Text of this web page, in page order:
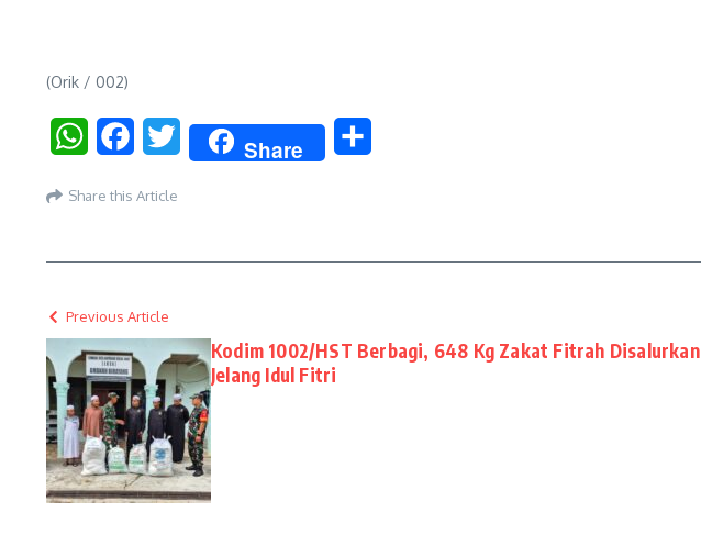
(Orik / 002)
WhatsAppFacebookTwitter Share
Share this Article
Previous Article
Kodim 1002/HST Berbagi, 648 Kg Zakat Fitrah Disalurkan
Jelang Idul Fitri